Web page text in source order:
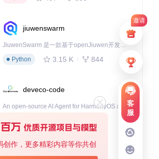
邀请
客
服
作，更多精彩内容等你共创
jiuwenswarm
JiuwenSwarm 是一款基于openJiuwen开发的智能AI Agent，它能够将大语言模型的强大能力，通过你日常使用的各类通讯应用，直接延伸至你的指尖。
Python
3.15 K 844
deveco-code
An open-source AI Agent for HarmonyOS applcation development.
TypeScript
cann-learning-hub